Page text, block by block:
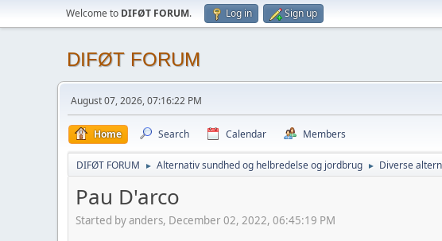
Welcome to DIFØT FORUM. Log in Sign up
DIFØT FORUM
August 07, 2026, 07:16:22 PM
Home Search Calendar Members
DIFØT FORUM ► Alternativ sundhed og helbredelse og jordbrug ► Diverse
Pau D'arco
Started by anders, December 02, 2022, 06:45:19 PM